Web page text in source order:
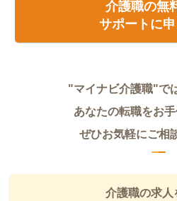
介護職の無
サポートに
"マイナビ介護職"で
あなたの転職をお手
ぜひお気軽にご相
介護職の求人